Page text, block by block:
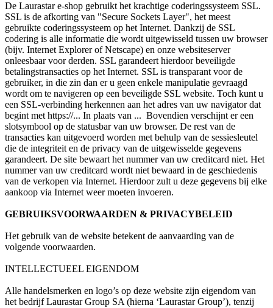
De Laurastar e-shop gebruikt het krachtige coderingssysteem SSL.
SSL is de afkorting van "Secure Sockets Layer", het meest
gebruikte coderingssysteem op het Internet. Dankzij de SSL
codering is alle informatie die wordt uitgewisseld tussen uw browser
(bijv. Internet Explorer of Netscape) en onze websiteserver
onleesbaar voor derden. SSL garandeert hierdoor beveiligde
betalingstransacties op het Internet. SSL is transparant voor de
gebruiker, in die zin dan er u geen enkele manipulatie gevraagd
wordt om te navigeren op een beveiligde SSL website. Toch kunt u
een SSL-verbinding herkennen aan het adres van uw navigator dat
begint met https://... In plaats van ... Bovendien verschijnt er een
slotsymbool op de statusbar van uw browser. De rest van de
transacties kan uitgevoerd worden met behulp van de sessiesleutel
die de integriteit en de privacy van de uitgewisselde gegevens
garandeert. De site bewaart het nummer van uw creditcard niet. Het
nummer van uw creditcard wordt niet bewaard in de geschiedenis
van de verkopen via Internet. Hierdoor zult u deze gegevens bij elke
aankoop via Internet weer moeten invoeren.
GEBRUIKSVOORWAARDEN & PRIVACYBELEID
Het gebruik van de website betekent de aanvaarding van de
volgende voorwaarden.
INTELLECTUEEL EIGENDOM
Alle handelsmerken en logo’s op deze website zijn eigendom van
het bedrijf Laurastar Group SA (hierna ‘Laurastar Group’), tenzij